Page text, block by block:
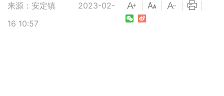
来源：安定镇
2023-02-
16 10:57